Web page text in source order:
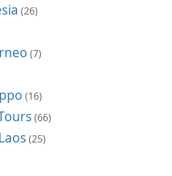
(26)
(7)
(16)
(66)
(25)